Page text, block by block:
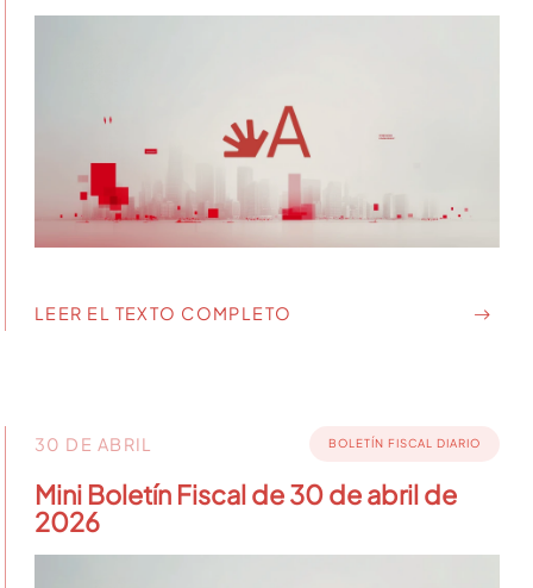
LEER EL TEXTO COMPLETO
30 DE ABRIL BOLETÍN FISCAL DIARIO
Mini Boletín Fiscal de 30 de abril de
2026